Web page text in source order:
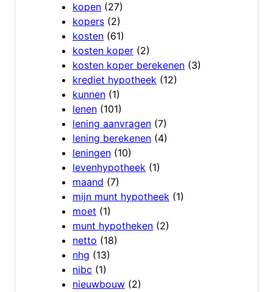
kopen (27)
kopers (2)
kosten (61)
kosten koper (2)
kosten koper berekenen (3)
krediet hypotheek (12)
kunnen (1)
lenen (101)
lening aanvragen (7)
lening berekenen (4)
leningen (10)
levenhypotheek (1)
maand (7)
mijn munt hypotheek (1)
moet (1)
munt hypotheken (2)
netto (18)
nhg (13)
nibc (1)
nieuwbouw (2)